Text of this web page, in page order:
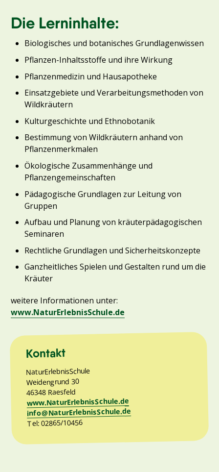
Die Lerninhalte:
Biologisches und botanisches Grundlagenwissen
Pflanzen-Inhaltsstoffe und ihre Wirkung
Pflanzenmedizin und Hausapotheke
Einsatzgebiete und Verarbeitungsmethoden von
Wildkräutern
Kulturgeschichte und Ethnobotanik
Bestimmung von Wildkräutern anhand von
Pflanzenmerkmalen
Ökologische Zusammenhänge und
Pflanzengemeinschaften
Pädagogische Grundlagen zur Leitung von
Gruppen
Aufbau und Planung von kräuterpädagogischen
Seminaren
Rechtliche Grundlagen und Sicherheitskonzepte
Ganzheitliches Spielen und Gestalten rund um die
Kräuter
weitere Informationen unter:
www.NaturErlebnisSchule.de
Kontakt
NaturErlebnisSchule
Weidengrund 30
46348 Raesfeld
www.NaturErlebnisSchule.de
info@NaturErlebnisSchule.de
Tel: 02865/10456